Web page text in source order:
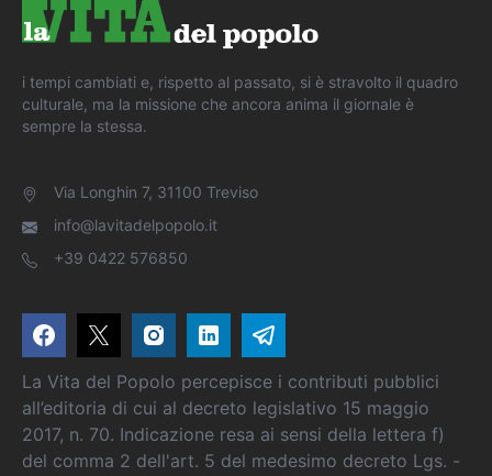
i tempi cambiati e, rispetto al passato, si è stravolto il quadro
culturale, ma la missione che ancora anima il giornale è
sempre la stessa.
Via Longhin 7, 31100 Treviso
info@lavitadelpopolo.it
+39 0422 576850
La Vita del Popolo percepisce i contributi pubblici
all’editoria di cui al decreto legislativo 15 maggio
2017, n. 70. Indicazione resa ai sensi della lettera f)
del comma 2 dell'art. 5 del medesimo decreto Lgs. -